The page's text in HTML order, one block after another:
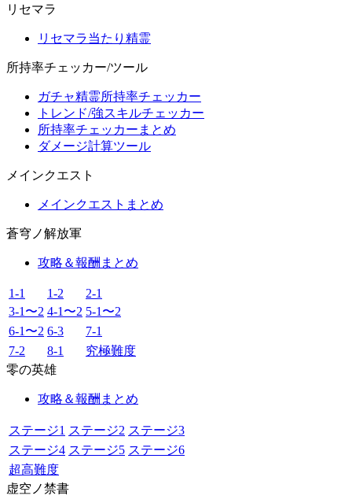
リセマラ
リセマラ当たり精霊
所持率チェッカー/ツール
ガチャ精霊所持率チェッカー
トレンド/強スキルチェッカー
所持率チェッカーまとめ
ダメージ計算ツール
メインクエスト
メインクエストまとめ
蒼穹ノ解放軍
攻略＆報酬まとめ
1-1 1-2
2-1
3-1〜2 4-1〜2 5-1〜2
6-1〜2 6-3
7-1
7-2
8-1
究極難度
零の英雄
攻略＆報酬まとめ
ステージ1 ステージ2 ステージ3
ステージ4 ステージ5 ステージ6
超高難度
虚空ノ禁書